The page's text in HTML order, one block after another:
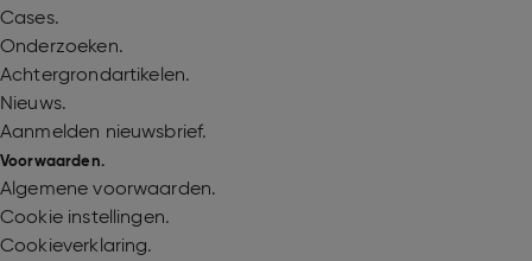
Cases.
Onderzoeken.
Achtergrondartikelen.
Nieuws.
Aanmelden nieuwsbrief.
Voorwaarden.
Algemene voorwaarden.
Cookie instellingen.
Cookieverklaring.